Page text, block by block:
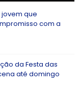
jovem que
com a
da Festa das
até domingo